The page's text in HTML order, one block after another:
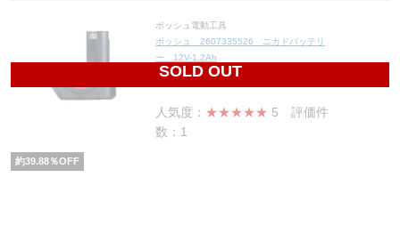
SOLD OUT
ボッシュ電動工具
ボッシュ 2607335526 ニカドバッテリ
ー 12V-1.2Ah
20,200
人気度： ★★★★★ 5 評価件
数：1
約39.88％OFF